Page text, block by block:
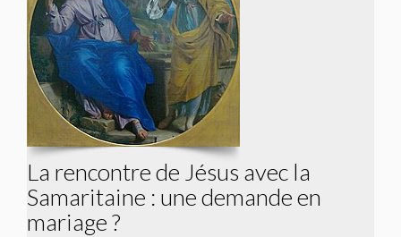
La rencontre de Jésus avec la
Samaritaine : une demande en
mariage ?